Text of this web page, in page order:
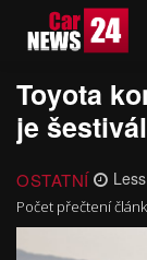
Toyota
je
OSTATNÍ
Počet přečtení